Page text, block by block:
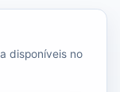
disponíveis no